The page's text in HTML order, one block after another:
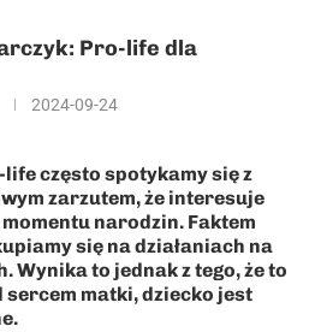
Pro-life dla
2024-09-24
często spotykamy się z
zarzutem, że interesuje
narodzin. Faktem
się na działaniach na
Wynika to jednak z tego, że to
sercem matki, dziecko jest